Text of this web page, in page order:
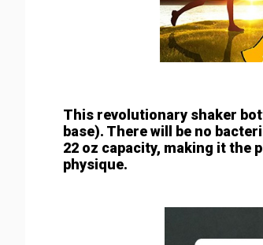
This revolutionary shaker
base). There will be no
22 oz capacity, making it the
physique.